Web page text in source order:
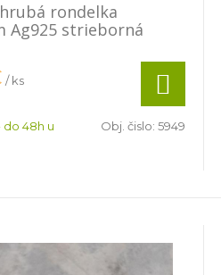
rondelka
Ag925 strieborná
/ ks
do 48h u
Obj. čislo: 5949